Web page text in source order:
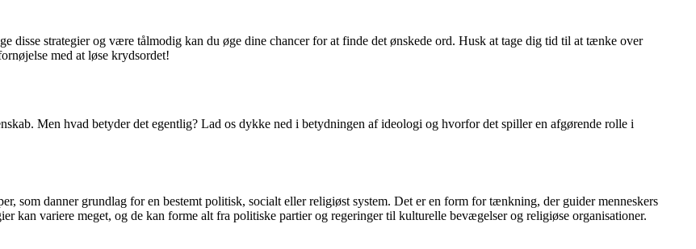
strategier og være tålmodig kan du øge dine chancer for at finde det ønskede ord. Husk at tage dig tid til at tænke over
med at løse krydsordet!
Men hvad betyder det egentlig? Lad os dykke ned i betydningen af ideologi og hvorfor det spiller en afgørende rolle i
som danner grundlag for en bestemt politisk, socialt eller religiøst system. Det er en form for tænkning, der guider menneskers
kan variere meget, og de kan forme alt fra politiske partier og regeringer til kulturelle bevægelser og religiøse organisationer.